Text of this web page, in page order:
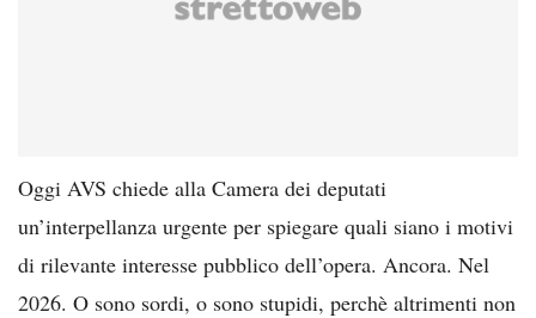
Oggi AVS chiede alla Camera dei deputati
un’interpellanza urgente per spiegare quali siano i motivi
di rilevante interesse pubblico dell’opera. Ancora. Nel
2026. O sono sordi, o sono stupidi, perchè altrimenti non